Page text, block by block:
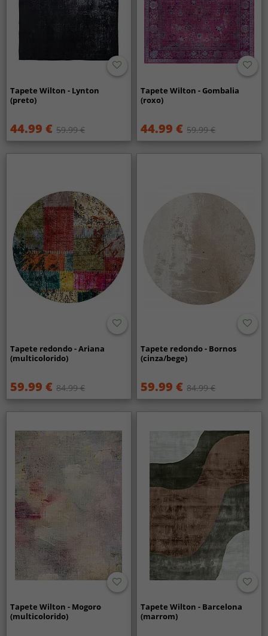
Tapete Wilton - Lynton
(preto)
44.99 € 59.99 €
Tapete Wilton - Gombalia
(roxo)
44.99 € 59.99 €
Tapete redondo - Ariana
(multicolorido)
59.99 € 84.99 €
Tapete redondo - Bornos
(cinza/bege)
59.99 € 84.99 €
Tapete Wilton - Mogoro
(multicolorido)
Tapete Wilton - Barcelona
(marrom)